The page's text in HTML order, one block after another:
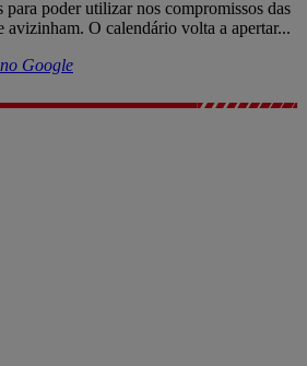
para poder utilizar nos compromissos das
avizinham. O calendário volta a apertar...
Google